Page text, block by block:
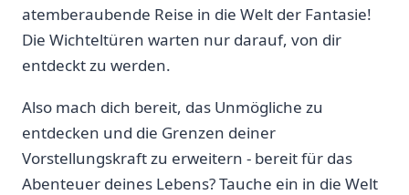
atemberaubende Reise in die Welt der Fantasie!‌
Die ​Wichteltüren warten nur darauf, von dir
entdeckt ‌zu werden.
Also⁤ mach⁤ dich bereit, ⁣das Unmögliche zu
entdecken und ‍die Grenzen deiner
Vorstellungskraft zu‍ erweitern ‍- bereit für das
Abenteuer deines Lebens? Tauche ein in‌ die ⁣Welt